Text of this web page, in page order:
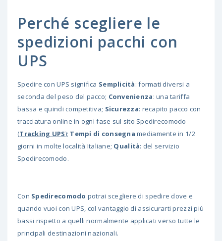
Perché scegliere le
spedizioni pacchi con
UPS
Spedire con UPS significa Semplicità: formati diversi a
seconda del peso del pacco; Convenienza: una tariffa
bassa e quindi competitiva; Sicurezza: recapito pacco con
tracciatura online in ogni fase sul sito Spedirecomodo
(Tracking UPS); Tempi di consegna mediamente in 1/2
giorni in molte località Italiane; Qualità: del servizio
Spedirecomodo.
Con Spedirecomodo potrai scegliere di spedire dove e
quando vuoi con UPS, col vantaggio di assicurarti prezzi più
bassi rispetto a quelli normalmente applicati verso tutte le
principali destinazioni nazionali.